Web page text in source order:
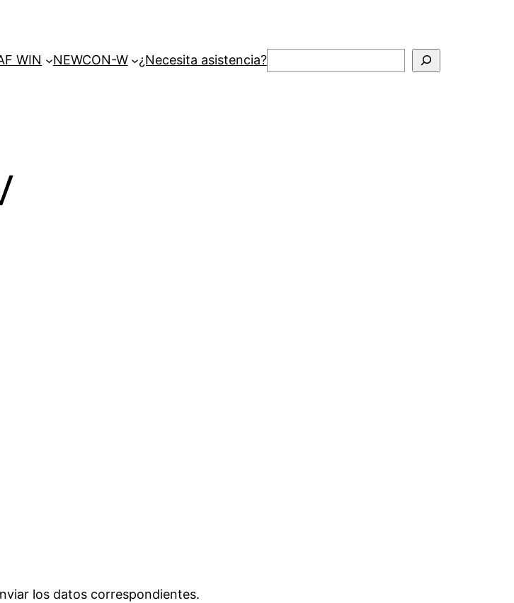
WIN NEWCON-W ¿Necesita asistencia?Buscar
los datos correspondientes.